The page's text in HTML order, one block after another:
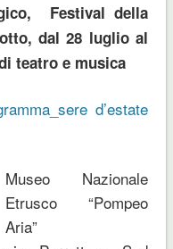
Festival della
dal 28 luglio al
teatro e musica
d’estate
Museo Nazionale
Etrusco “Pompeo
Aria”